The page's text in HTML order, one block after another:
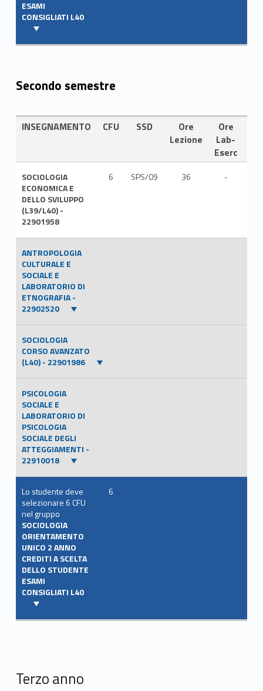
ESAMI
CONSIGLIATI L40
Secondo semestre
INSEGNAMENTO CFU SSD
Ore
Lezione
Ore
Lab-
Eserc
SOCIOLOGIA
ECONOMICA E
DELLO SVILUPPO
(L39/L40) -
22901958
6 SPS/09 36 -
ANTROPOLOGIA
CULTURALE E
SOCIALE E
LABORATORIO DI
ETNOGRAFIA -
22902520
SOCIOLOGIA
CORSO AVANZATO
(L40) - 22901986
PSICOLOGIA
SOCIALE E
LABORATORIO DI
PSICOLOGIA
SOCIALE DEGLI
ATTEGGIAMENTI -
22910018
Lo studente deve
selezionare 6 CFU
nel gruppo
SOCIOLOGIA
ORIENTAMENTO
UNICO 2 ANNO
CREDITI A SCELTA
DELLO STUDENTE
ESAMI
CONSIGLIATI L40
6
Terzo anno